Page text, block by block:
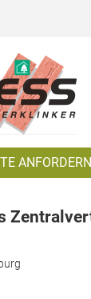
ANFORDERN